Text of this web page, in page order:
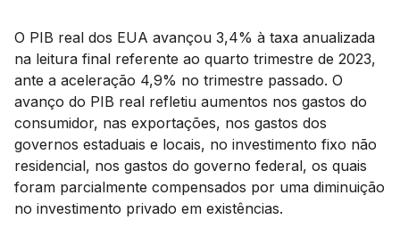
O PIB real dos EUA avançou 3,4% à taxa anualizada
na leitura final referente ao quarto trimestre de 2023,
ante a aceleração 4,9% no trimestre passado. O
avanço do PIB real refletiu aumentos nos gastos do
consumidor, nas exportações, nos gastos dos
governos estaduais e locais, no investimento fixo não
residencial, nos gastos do governo federal, os quais
foram parcialmente compensados por uma diminuição
no investimento privado em existências.